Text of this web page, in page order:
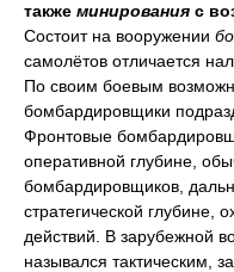
также минирования с
Состоит на вооружении
самолётов отличается
По своим боевым
бомбардировщики
Фронтовые
оперативной глубине,
бомбардировщиков,
стратегической глубине,
действий. В зарубежной
назывался тактическим,